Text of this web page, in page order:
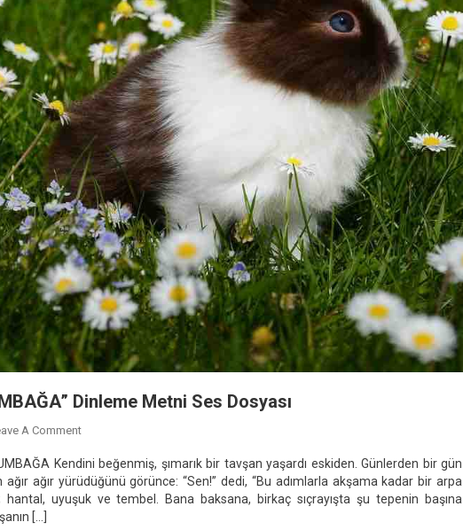
Dinleme Metni Ses Dosyası
A CommentOn
Sınıf
“TAVŞAN
Kendini beğenmiş, şımarık bir tavşan yaşardı eskiden. Günlerden bir gün
ağır yürüdüğünü görünce: “Sen!” dedi, “Bu adımlarla akşama kadar bir arpa
uyuşuk ve tembel. Bana baksana, birkaç sıçrayışta şu tepenin başına
[…]